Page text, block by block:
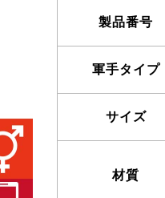
製品番号
軍手タイプ
サイズ
材質